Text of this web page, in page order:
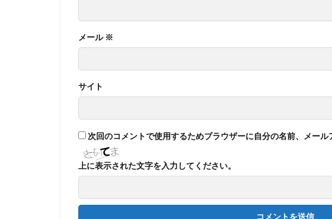
メール ※
サイト
次回のコメントで使用するためブラウザーに自分の名前、メール
上に表示された文字を入力してください。